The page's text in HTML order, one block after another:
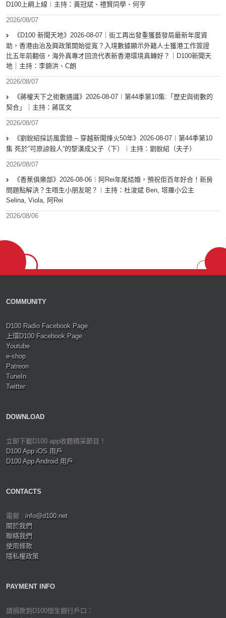
D100上綱上線︱主持：黃冠斌、禮賢同學、何亨
2026/08/07
《D100 新聞天地》2026-08-07｜街工再出發重獲藝發局最新年度資
助，香港由治及興政策開始從寬？入境數據顯示外籍人士獲港工作簽證
比五年前翻倍，海外真專才回流代表新香港環境真轉好？｜D100新聞天
地｜主持：李錦洪、C朗
2026/08/07
《蔣權天下之術數通識》2026-08-07︱第44季第10集:「歴史與術數的
契合」｜主持：蔣匡文
2026/08/07
《劉銳紹採訪風雲錄 – 穿越新聞烽火50年》2026-08-07︱第44季第10
集 死於”可原諒殺人“的黎漢成父子（下）︱主持：劉銳紹（夫子）
2026/08/07
《香蕉俱樂部》2026-08-06︱阿Rei年尾結婚，預祝佢百年好合！新房
問題點解決？生唔生小朋友呢？︱主持：杜浚斌 Ben, 塔羅小公主
Selina, Viola, 阿Rei
2026/08/06
COMMUNITY
D100 Radio Facebook Page
上環D100 Facebook Page
Youtube
e-shop
Patreon
TuneIn
Twitter
DOWNLOAD
立即下載D100 app收聽精采節目！
D100 App iOS 用戶
D100 App Android 用戶
CONTACTS
電郵 : info@d100.net
關於我們
聯絡我們
使用條款
隱私權政策
PAYMENT INFO
請捐款到D100恒生銀行戶口：